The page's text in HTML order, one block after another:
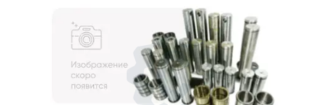
3D тур по производству
3D тур по складам